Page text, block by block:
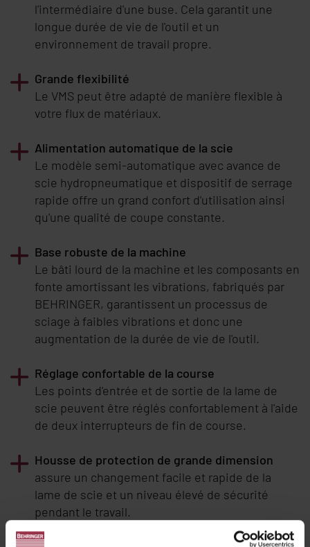
l'intermédiaire d'une buse. Cela garantit une
longue durée de vie de l'outil et un
environnement de travail propre.
Grande flexibilité
Le VMS peut être adapté de manière flexible à
votre flux de matériaux.
Alimentation automatique de la scie
Le modèle semi-automatique avec avance de
scie hydropneumatique et dispositif de serrage
rapide offre un grand confort d'utilisation ainsi
qu'une qualité de coupe constante.
Base robuste de la machine
Le bâti lourd de la machine et les composants en
fonte amortissant les vibrations, fabriqués par
BEHRINGER, garantissent un processus de
sciage à faibles vibrations et donc une
augmentation de la durée de vie de l'outil.
Réglage confortable de la course
Les points d'entrée et de sortie de la lame de
scie peuvent être réglés confortablement à l'aide
de deux interrupteurs de fin de course.
Housse de protection de grande dimension
assure un changement facile et rapide de la
lame de scie et un niveau élevé de sécurité
pendant le travail.